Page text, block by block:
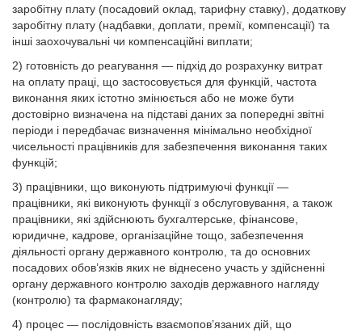
заробітну плату (посадовий оклад, тарифну ставку), додаткову
заробітну плату (надбавки, доплати, премії, компенсації) та
інші заохочувальні чи компенсаційні виплати;
2) готовність до реагування — підхід до розрахунку витрат
на оплату праці, що застосовується для функцій, частота
виконання яких істотно змінюється або не може бути
достовірно визначена на підставі даних за попередні звітні
періоди і передбачає визначення мінімально необхідної
чисельності працівників для забезпечення виконання таких
функцій;
3) працівники, що виконують підтримуючі функції —
працівники, які виконують функції з обслуговування, а також
працівники, які здійснюють бухгалтерське, фінансове,
юридичне, кадрове, організаційне тощо, забезпечення
діяльності органу державного контролю, та до основних
посадових обов’язків яких не віднесено участь у здійсненні
органу державного контролю заходів державного нагляду
(контролю) та фармаконагляду;
4) процес — послідовність взаємопов’язаних дій, що